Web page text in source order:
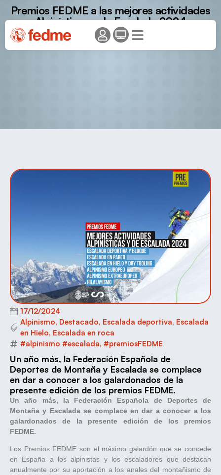
Premios FEDME a las mejores actividades
Alpinísticas y de Escalada 2024
17/12/2024
Alpinismo, Destacado, Escalada deportiva, Escalada
en Hielo, Escalada en roca
#alpinismo #escalada, #premiosFEDME
Un año más, la Federación Española de
Deportes de Montaña y Escalada se complace
en dar a conocer a los galardonados de la
presente edición de los premios FEDME.
Un año más, la Federación Española de Deportes de
Montaña y Escalada se complace en dar a conocer a los
galardonados de la presente edición de los premios
FEDME.
Los Premios FEDME son el máximo galardón que se concede
en España a los alpinistas y los escaladores que destacan
anualmente por su aportación a los anales del montañismo de